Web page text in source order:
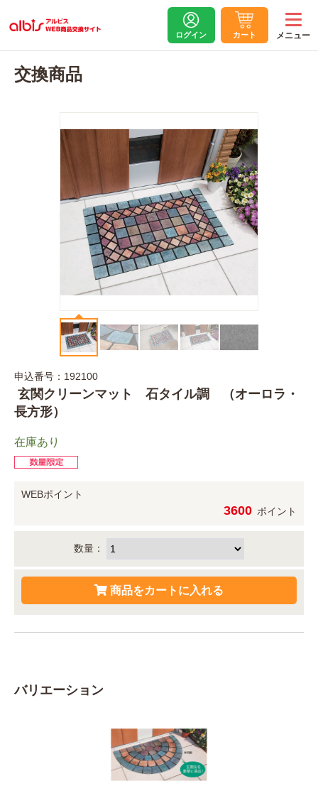
ログイン カート
交換商品
申込番号：192100
玄関クリーンマット 石タイル調 （オーロラ・
長方形）
在庫あり
WEBポイント
3600 ポイント
数量：
バリエーション